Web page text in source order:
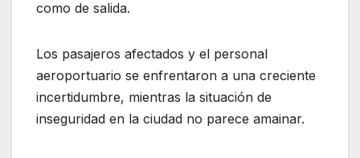
como de salida.
Los pasajeros afectados y el personal
aeroportuario se enfrentaron a una creciente
incertidumbre, mientras la situación de
inseguridad en la ciudad no parece amainar.